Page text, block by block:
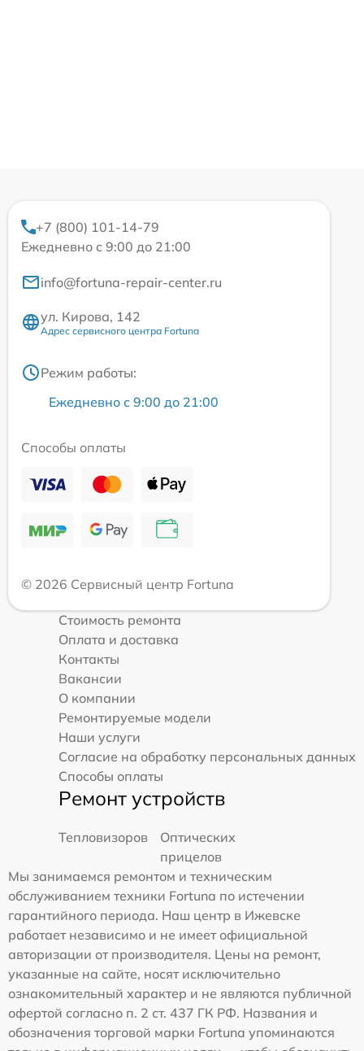
+7 (800) 101-14-79
Ежедневно с 9:00 до 21:00
info@fortuna-repair-center.ru
ул. Кирова, 142
Адрес сервисного центра Fortuna
Режим работы:
Ежедневно с 9:00 до 21:00
Способы оплаты
© 2026 Сервисный центр Fortuna
Стоимость ремонта
Оплата и доставка
Контакты
Вакансии
О компании
Ремонтируемые модели
Наши услуги
Согласие на обработку персональных данных
Способы оплаты
Ремонт устройств
Тепловизоров
Оптических
прицелов
Мы занимаемся ремонтом и техническим
обслуживанием техники Fortuna по истечении
гарантийного периода. Наш центр в Ижевске
работает независимо и не имеет официальной
авторизации от производителя. Цены на ремонт,
указанные на сайте, носят исключительно
ознакомительный характер и не являются публичной
офертой согласно п. 2 ст. 437 ГК РФ. Названия и
обозначения торговой марки Fortuna упоминаются